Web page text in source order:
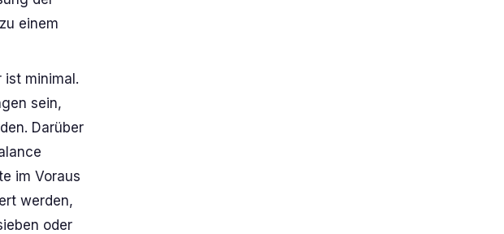
einem
ist minimal.
sein,
Darüber
im Voraus
werden,
oder